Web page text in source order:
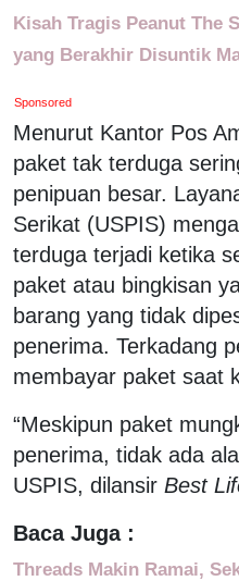
Kisah Tragis Peanut The
yang Berakhir Disuntik
Sponsored
Menurut Kantor Pos
paket tak terduga
penipuan besar.
Serikat (USPIS)
terduga terjadi ketika
paket atau bingkisan
barang yang tidak
penerima. Terkadang
membayar paket saat
“Meskipun paket
penerima, tidak ada
USPIS, dilansir Best
Baca Juga :
Threads Makin Ramai,